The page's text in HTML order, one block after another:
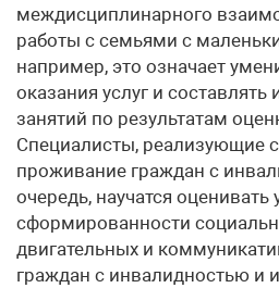
междисциплинарного
работы с семьями c
например, это означает
оказания услуг и
занятий по результатам
Специалисты, реализующие
проживание граждан с
очередь, научатся оценивать
сформированности
двигательных и
граждан с инвалидностью и